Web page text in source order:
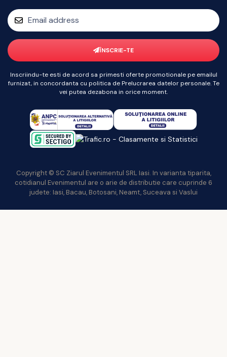
ÎNSCRIE-TE
Inscriindu-te esti de acord sa primesti oferte promotionale pe emailul
furnizat, in concordanta cu politica de Prelucrarea datelor personale. Te
vei putea dezabona in orice moment.
Copyright © SC Ziarul Evenimentul SRL Iasi. In varianta tiparita,
cotidianul Evenimentul are o arie de distributie care cuprinde 6
judete: Iasi, Bacau, Botosani, Neamt, Suceava si Vaslui